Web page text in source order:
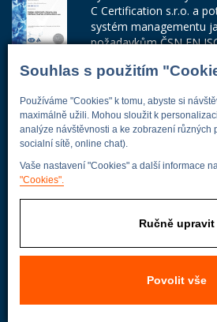
Souhlas s použitím
Používáme "Cookies" k tomu, abyste si
maximálně užili. Mohou sloužit k
analýze návštěvnosti a ke zobrazení různých
socialní sítě, online chat).
Vaše nastavení "Cookies" a další informace
"Cookies".
Ručně upravit
Povolit vše
C Certification s.r.o. a
systém managementu
požadavkům ČSN EN
Číslo certifikátu:
Adresa firmy